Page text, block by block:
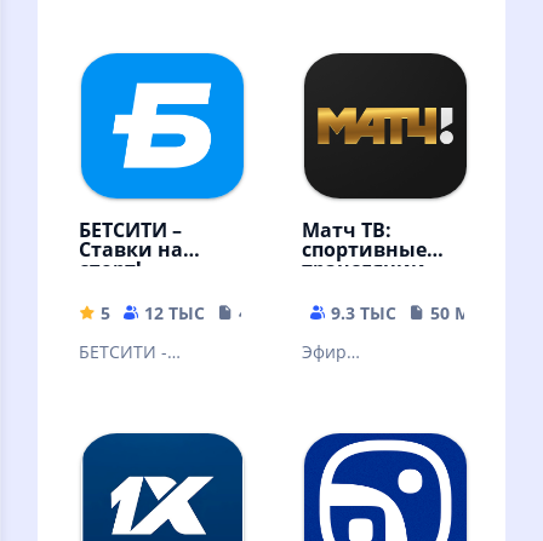
букмекер дарит
бонус 3000р всем
новым клиентам!
БЕТСИТИ –
Ставки на
спорт!
5 12 ТЫС
49.73 MB
БЕТСИТИ -
Матч ТВ:
спортивные
трансляции
9.3 ТЫС
50 MB
Эфир
бесплатно,
телепрограмма,
новости,
результаты матчей